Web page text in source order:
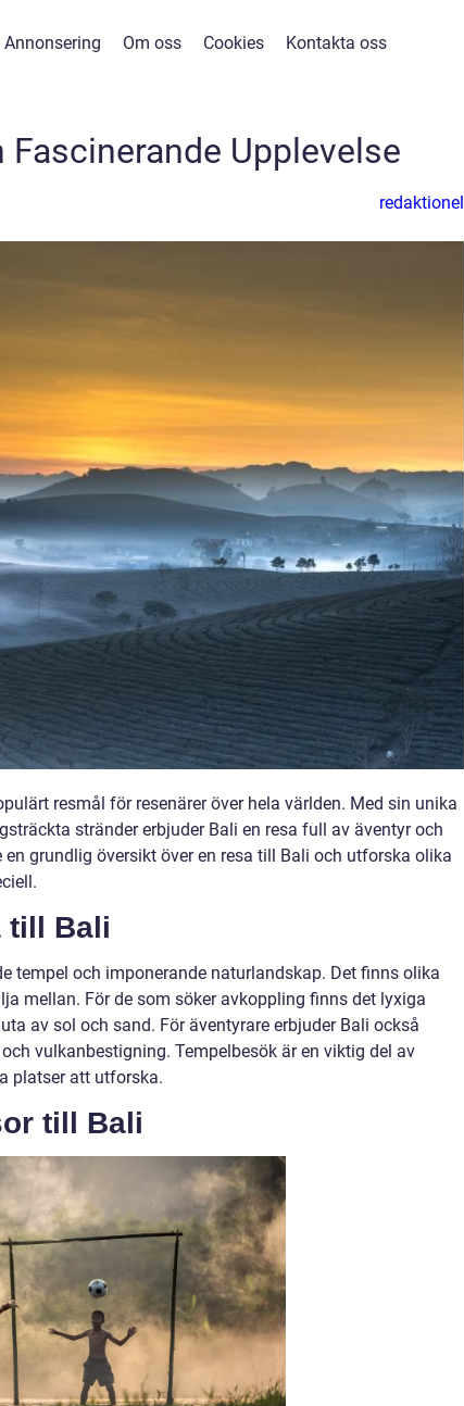
Annonsering Om oss Cookies Kontakta oss
Fascinerande Upplevelse
redaktionel
resmål för resenärer över hela världen. Med sin unika
stränder erbjuder Bali en resa full av äventyr och
grundlig översikt över en resa till Bali och utforska olika
till Bali
tempel och imponerande naturlandskap. Det finns olika
mellan. För de som söker avkoppling finns det lyxiga
av sol och sand. För äventyrare erbjuder Bali också
vulkanbestigning. Tempelbesök är en viktig del av
platser att utforska.
till Bali